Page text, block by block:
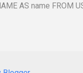
AS name FROM